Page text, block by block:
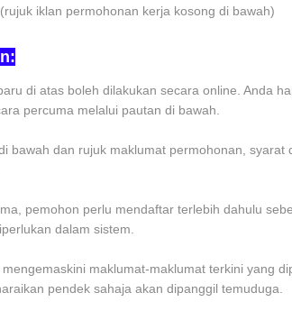
iklan permohonan kerja kosong di bawah)
di atas boleh dilakukan secara online. Anda
percuma melalui pautan di bawah.
bawah dan rujuk maklumat permohonan, syarat
pemohon perlu mendaftar terlebih dahulu
dalam sistem.
maklumat-maklumat terkini yang
pendek sahaja akan dipanggil temuduga.